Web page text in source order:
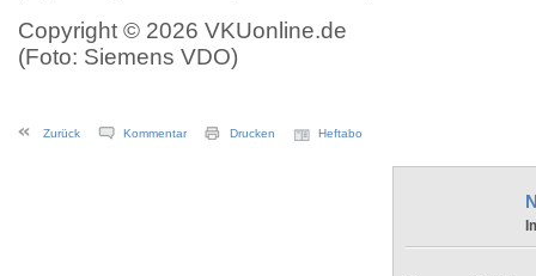
Copyright © 2026 VKUonline.de
(Foto: Siemens VDO)
Zurück Kommentar Drucken Heftabo